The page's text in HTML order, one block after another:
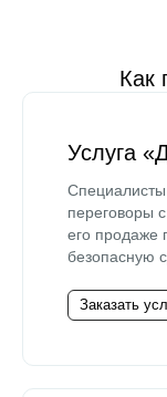
Как
Услуга
переговоры
его продаже
безопасную
Заказать